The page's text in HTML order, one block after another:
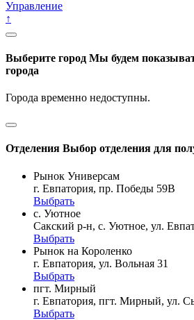
Управление
↑
Выберите город Мы будем
города
Города временно недоступны.
Отделения Выбор отделения для
Рынок Универсам
г. Евпатория, пр. Победы 59В
Выбрать
с. Уютное
Сакский р-н, с. Уютное, ул.
Выбрать
Рынок на Короленко
г. Евпатория, ул. Вольная 31
Выбрать
пгт. Мирный
г. Евпатория, пгт. Мирный, ул.
Выбрать